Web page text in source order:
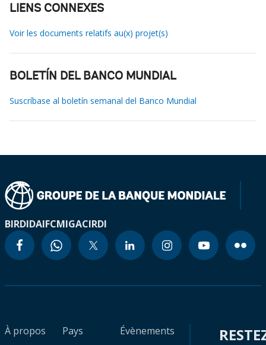
LIENS CONNEXES
Voir les documents relatifs au(x) projet(s)
BOLETÍN DEL BANCO MUNDIAL
Suscríbase al boletín semanal del Banco Mundial
BIRDIDAIFCMIGACIRDI
À propos
Pays
Évènements